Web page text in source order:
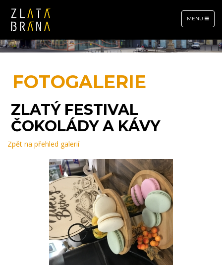
TOGGLE
NAVIGATION
MENU
FOTOGALERIE
ZLATÝ FESTIVAL
ČOKOLÁDY A KÁVY
Zpět na přehled galerií